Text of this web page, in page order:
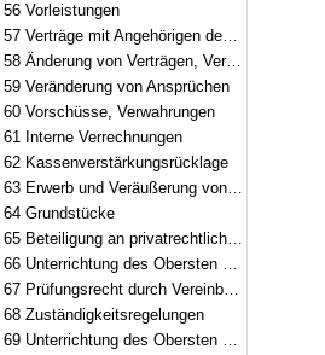
Vorleistungen
Verträge mit Angehörigen des öffentlichen Dienstes
Änderung von Verträgen, Vergleiche
Veränderung von Ansprüchen
Vorschüsse, Verwahrungen
Interne Verrechnungen
Kassenverstärkungsrücklage
und Veräußerung von Vermögensgegenständen
Grundstücke
Beteiligung an privatrechtlichen Unternehmen
des Obersten Rechnungshofs bei Mehrheitsbeteiligungen
Prüfungsrecht durch Vereinbarung
Zuständigkeitsregelungen
des Obersten Rechnungshofs bei Beteiligungen